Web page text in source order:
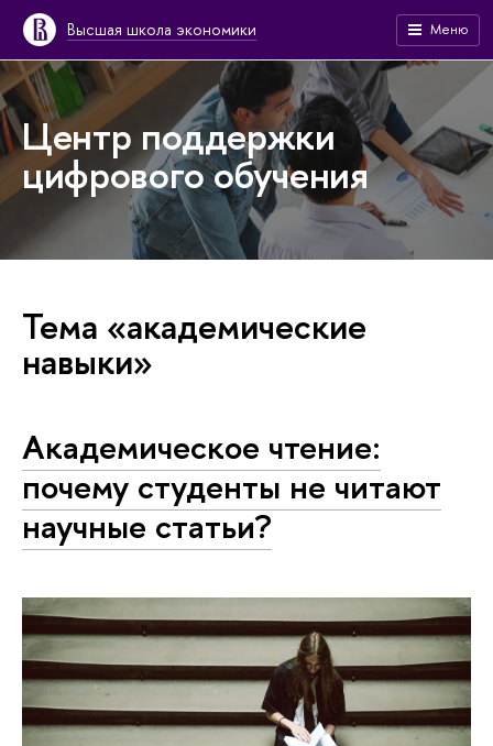
Высшая школа экономики Меню
Центр поддержки
цифрового обучения
Тема «академические
навыки»
Академическое чтение:
почему студенты не читают
научные статьи?